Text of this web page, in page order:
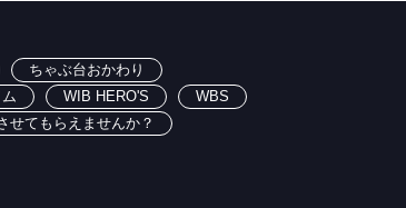
ちゃぶ台おかわり
WIB HERO'S
WBS
せてもらえませんか？